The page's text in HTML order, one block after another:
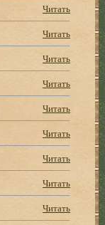
Читать
Читать
Читать
Читать
Читать
Читать
Читать
Читать
Читать